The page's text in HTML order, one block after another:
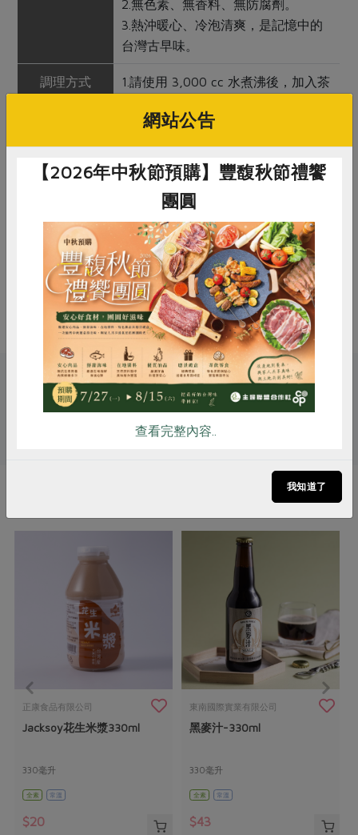
2.無色素、無香料、無防腐劑。
3.熱沖暖心、冷泡清爽，是記憶中的
台灣古早味。
調理方式
1.請使用 3,000 cc 水煮沸後，加入茶
2.濃度、甜度可依個人口味自行調
整。
3.煮開後過濾，可使口感更佳。
1.內附脫氧劑，避免誤食。
2.糖白化結晶現象屬於自然反應，請
放心使用。
3.本產品生產製程廠房，其設備或生
產管線有處理芒果、奇異果及其製
品。
關鍵字
# 冬瓜糖磚
正康食品有限公司
Jacksoy花生米漿330ml
330毫升
全素 常溫
$20
東南國際實業有限公司
黑麥汁-330ml
330毫升
全素 常溫
$43
惜食 RPET 食譜 減硝酸鹽
雞蛋 食安 共同購買
網站公告
【2026年中秋節預購】豐馥秋節禮饗
團圓
查看完整內容..
我知道了